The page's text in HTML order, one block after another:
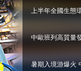
藝術
時尚
上半年全國生態
中歐班列高質量
暑期入境游爆火